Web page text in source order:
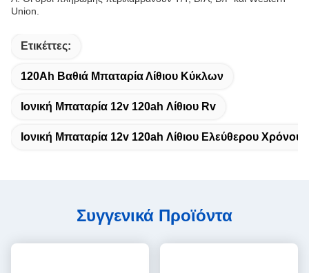
Union.
Ετικέττες:
120Ah Βαθιά Μπαταρία Λίθιου Κύκλων
Ιονική Μπαταρία 12v 120ah Λίθιου Rv
Ιονική Μπαταρία 12v 120ah Λίθιου Ελεύθερου Χρόνου
Συγγενικά Προϊόντα